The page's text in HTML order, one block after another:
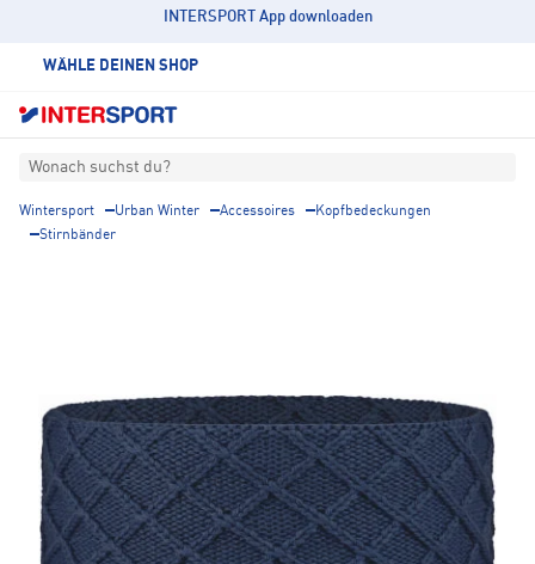
INTERSPORT App downloaden
WÄHLE DEINEN SHOP
Wonach suchst du?
Wintersport Urban Winter Accessoires
Kopfbedeckungen
Stirnbänder